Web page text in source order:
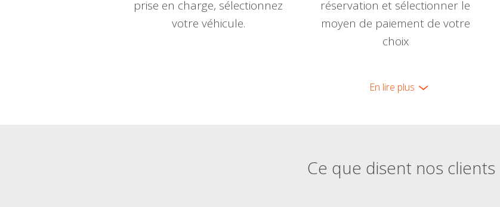
prise en charge, sélectionnez
votre véhicule.
réservation et sélectionner le
moyen de paiement de votre
choix
En lire plus
Ce que disent nos clients